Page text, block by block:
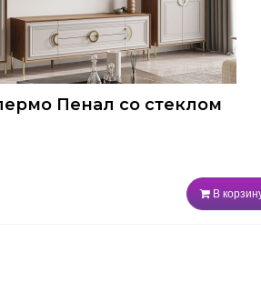
Пенал со стеклом
В